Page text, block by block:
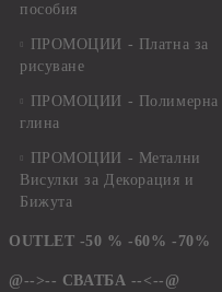
пособия
ПРОМОЦИИ - Платна за
рисуване
ПРОМОЦИИ - Полимерна
глина
ПРОМОЦИИ - Метални
Висулки за Декорация и
Бижута
OUTLET -50 % -60% -70%
@-->-- СВАТБА --<--@